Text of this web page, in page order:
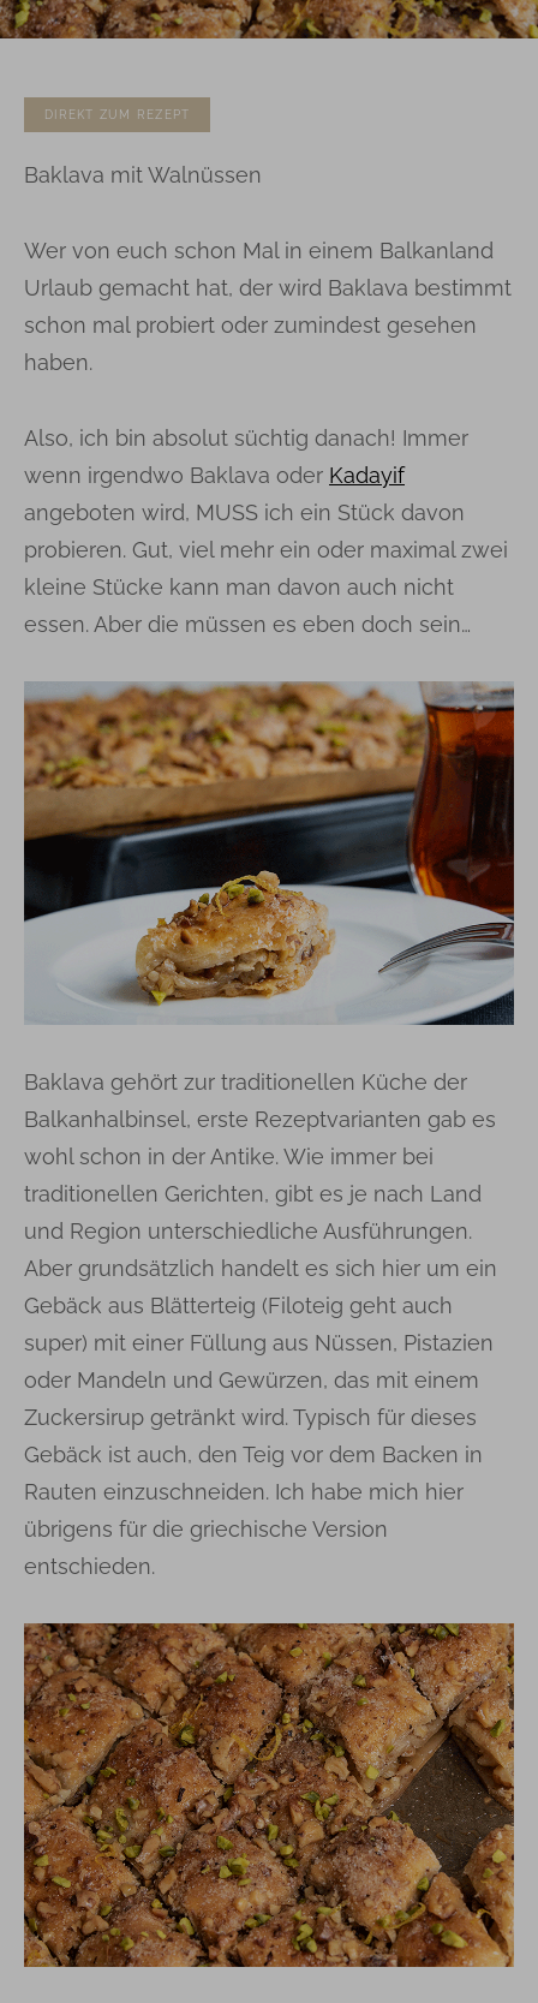
DIREKT ZUM REZEPT
Baklava mit Walnüssen
Wer von euch schon Mal in einem Balkanland
Urlaub gemacht hat, der wird Baklava bestimmt
schon mal probiert oder zumindest gesehen
haben.
Also, ich bin absolut süchtig danach! Immer
wenn irgendwo Baklava oder Kadayif
angeboten wird, MUSS ich ein Stück davon
probieren. Gut, viel mehr ein oder maximal zwei
kleine Stücke kann man davon auch nicht
essen. Aber die müssen es eben doch sein…
Baklava gehört zur traditionellen Küche der
Balkanhalbinsel, erste Rezeptvarianten gab es
wohl schon in der Antike. Wie immer bei
traditionellen Gerichten, gibt es je nach Land
und Region unterschiedliche Ausführungen.
Aber grundsätzlich handelt es sich hier um ein
Gebäck aus Blätterteig (Filoteig geht auch
super) mit einer Füllung aus Nüssen, Pistazien
oder Mandeln und Gewürzen, das mit einem
Zuckersirup getränkt wird. Typisch für dieses
Gebäck ist auch, den Teig vor dem Backen in
Rauten einzuschneiden. Ich habe mich hier
übrigens für die griechische Version
entschieden.